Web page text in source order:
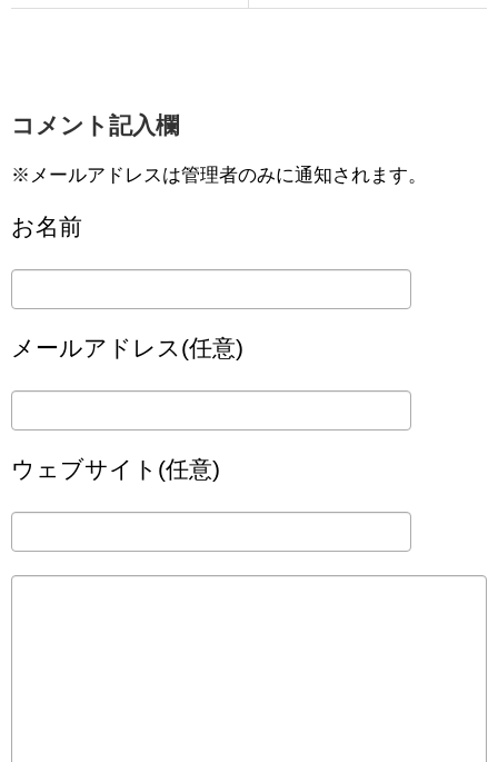
コメント記入欄
※メールアドレスは管理者のみに通知されます。
お名前
メールアドレス(任意)
ウェブサイト(任意)